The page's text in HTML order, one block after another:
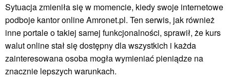
Sytuacja zmieniła się w momencie, kiedy swoje internetowe
podboje kantor online Amronet.pl. Ten serwis, jak również
inne portale o takiej samej funkcjonalności, sprawił, że kurs
walut online stał się dostępny dla wszystkich i każda
zainteresowana osoba mogła wymieniać pieniądze na
znacznie lepszych warunkach.